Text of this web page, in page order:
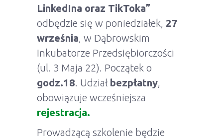
LinkedIna oraz TikToka”
odbędzie się w poniedziałek, 27
września, w Dąbrowskim
Inkubatorze Przedsiębiorczości
(ul. 3 Maja 22). Początek o
godz.18. Udział bezpłatny,
obowiązuje wcześniejsza
rejestracja.
Prowadzącą szkolenie będzie